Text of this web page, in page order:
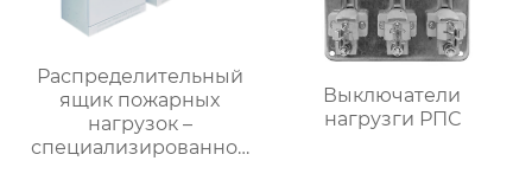
Распределительный
ящик пожарных
нагрузок –
специализированное
Выключатели
нагрузги РПС